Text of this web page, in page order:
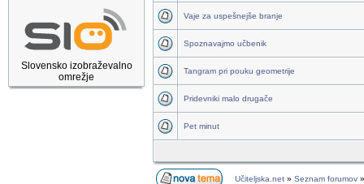
Slovensko izobraževalno
omrežje
Vaje za uspešnejše branje
Spoznavajmo učbenik
Tangram pri pouku geometrije
Pridevniki malo drugače
Pet minut
Učiteljska.net » Seznam forumov